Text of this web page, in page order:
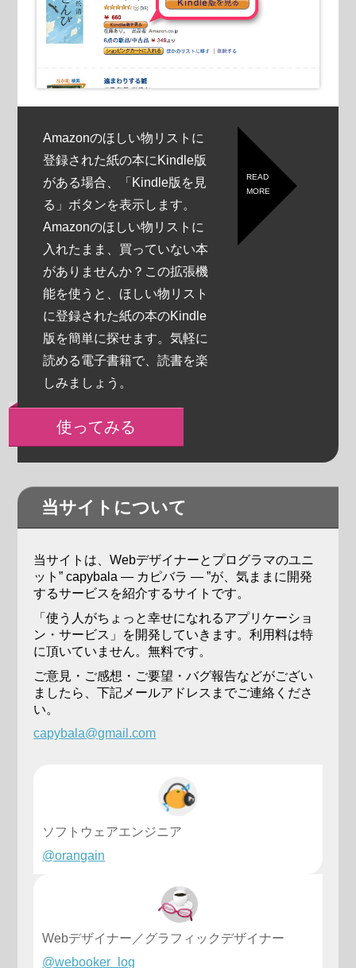
Amazonのほしい物リストに
登録された紙の本にKindle版
がある場合、「Kindle版を見
る」ボタンを表示します。
Amazonのほしい物リストに
入れたまま、買っていない本
がありませんか？この拡張機
能を使うと、ほしい物リスト
に登録された紙の本のKindle
版を簡単に探せます。気軽に
読める電子書籍で、読書を楽
しみましょう。
READ
MORE
使ってみる
当サイトについて
当サイトは、Webデザイナーとプログラマのユニ
ット” capybala ― カピバラ ― ”が、気ままに開発
するサービスを紹介するサイトです。
「使う人がちょっと幸せになれるアプリケーショ
ン・サービス」を開発していきます。利用料は特
に頂いていません。無料です。
ご意見・ご感想・ご要望・バグ報告などがござい
ましたら、下記メールアドレスまでご連絡くださ
い。
capybala@gmail.com
ソフトウェアエンジニア
@orangain
Webデザイナー／グラフィックデザイナー
@webooker_log